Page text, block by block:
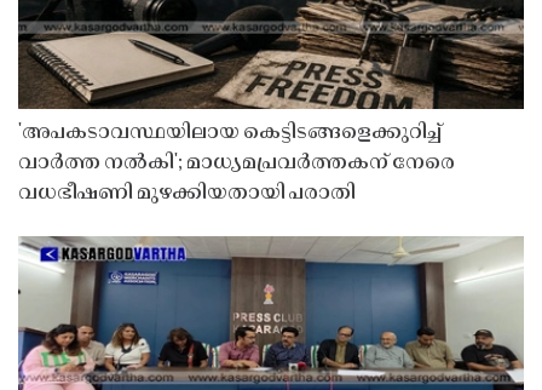
'അപകടാവസ്ഥയിലായ കെട്ടിടങ്ങളെക്കുറിച്ച്
വാർത്ത നൽകി'; മാധ്യമപ്രവർത്തകന് നേരെ
വധഭീഷണി മുഴക്കിയതായി പരാതി